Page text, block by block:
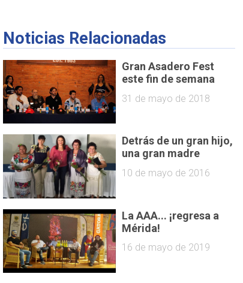
Noticias Relacionadas
Gran Asadero Fest
este fin de semana
31 de mayo de 2018
Detrás de un gran hijo,
una gran madre
10 de mayo de 2016
La AAA... ¡regresa a
Mérida!
16 de mayo de 2019